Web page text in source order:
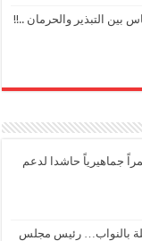
بين التبذير والحرمان ..!!
جماهيرياً حاشدا لدعم
بالنواب… رئيس مجلس